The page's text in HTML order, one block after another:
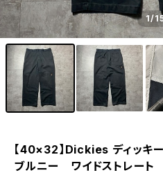
1/
【40×32】Dickies ディッ
ブルニー ワイドストレー